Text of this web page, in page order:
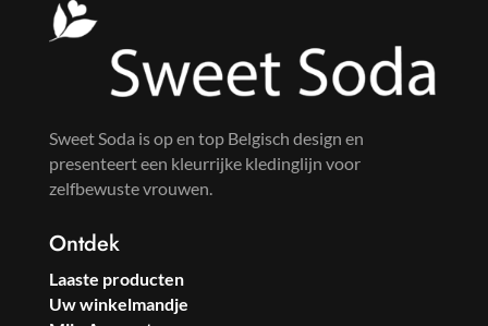
Sweet Soda is op en top Belgisch design en
presenteert een kleurrijke kledinglijn voor
zelfbewuste vrouwen.
Ontdek
Laaste producten
Uw winkelmandje